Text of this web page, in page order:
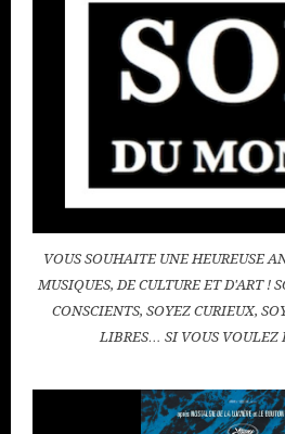
VOUS SOUHAITE UNE HEUREUSE
MUSIQUES, DE CULTURE ET D'ART !
CONSCIENTS, SOYEZ CURIEUX,
LIBRES… SI VOUS VOULEZ